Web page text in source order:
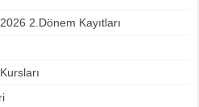
2.Dönem Kayıtları